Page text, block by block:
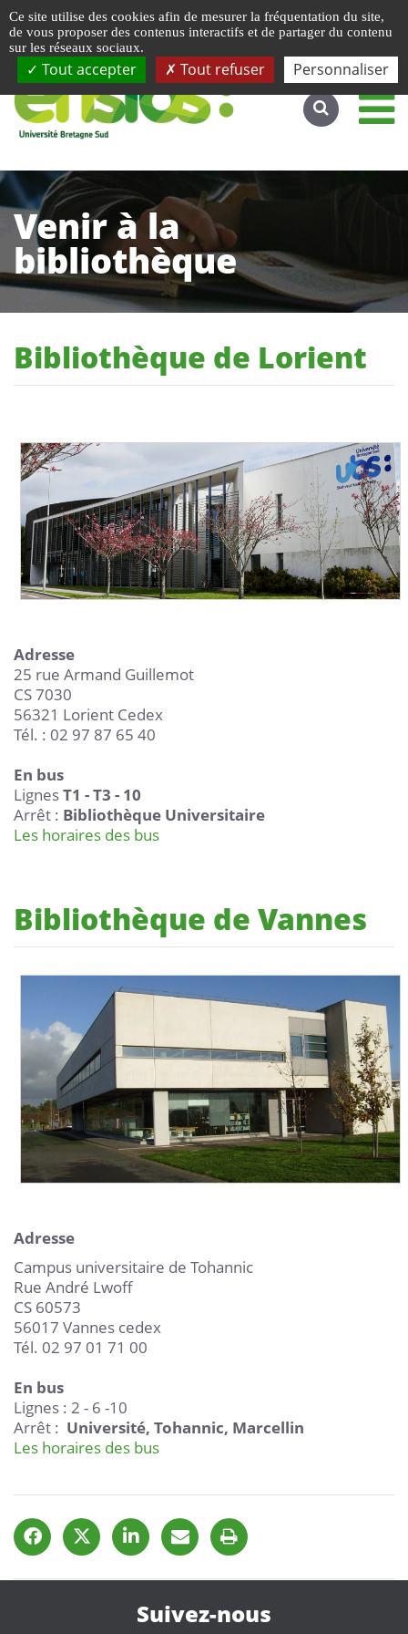
Accéder au site complet
Venir à la
bibliothèque
Bibliothèque de Lorient
Adresse
25 rue Armand Guillemot
CS 7030
56321 Lorient Cedex
Tél. : 02 97 87 65 40
En bus
LignesT1 - T3 - 10
Arrêt : Bibliothèque Universitaire
Les horaires des bus
Bibliothèque de Vannes
Adresse
Campus universitaire de Tohannic
Rue André Lwoff
CS 60573
56017 Vannes cedex
Tél. 02 97 01 71 00
En bus
Lignes : 2 - 6 -10
Arrêt : Université, Tohannic, Marcellin
Les horaires des bus
Suivez-nous
Ce site utilise des cookies afin de mesurer la fréquentation du site,
de vous proposer des contenus interactifs et de partager du contenu
sur les réseaux sociaux.
Tout accepter Tout refuser Personnaliser